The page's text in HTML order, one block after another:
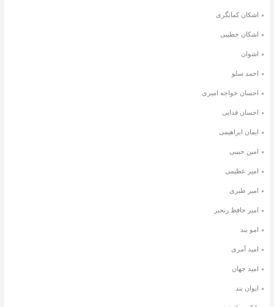
اشکان کمانگری
اشکان خطیبی
اشوان
احمد سلو
احسان خواجه امیری
احسان فدایی
ایمان ابراهیمی
امین حبیبی
امیر عظیمی
امیر طبری
امیر حافظ رنجبر
امو بند
امید آمری
امید جهان
ایوان بند